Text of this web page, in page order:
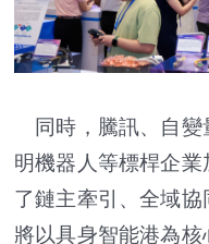
同時，騰訊、自變
明機器人等標桿企
了鏈主牽引、全域
將以具身智能港為